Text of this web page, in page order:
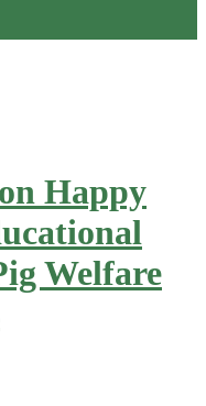
Happy
Welfare